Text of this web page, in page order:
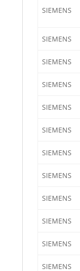
SIEMENS
SIEMENS
SIEMENS
SIEMENS
SIEMENS
SIEMENS
SIEMENS
SIEMENS
SIEMENS
SIEMENS
SIEMENS
SIEMENS